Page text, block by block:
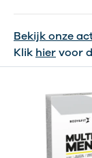
Bekijk onze
Klik hiervoor